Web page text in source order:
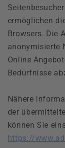
ermöglichen
Browsers. Die
anonymisierte
Online
Bedürfnisse
Nähere
der
können Sie
https://